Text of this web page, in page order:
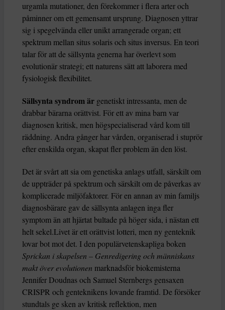
urgamla mutationer, den förekommer i flera arter och
påminner om ett gemensamt ursprung. Diagnosen yttrar
sig i spegelvända eller unikt arrangerade organ; ett
spektrum mellan situs solaris och situs inversus. En teori
talar för att de sällsynta generna har överlevt som
evolutionär strategi; ett naturens sätt att laborera med
fysiologisk flexibilitet.
Sällsynta syndrom är genetiskt intressanta, men de
drabbar bärarna orättvist. För ett av mina barn var
diagnosen kritisk, men högspecialiserad vård kom till
räddning. Andra gånger har vården, organiserad i stuprör
efter enskilda organ, skapat fler problem än den löst.
Det är svårt att sia om genetiska anlags utfall, särskilt om
de uppträder på spektrum och särskilt om de påverkas av
komplicerade miljöfaktorer. För en annan av min familjs
diagnosbärare gav de sällsynta anlagen inga fler
symptom än att hjärtat bultade på höger sida, i nästan ett
helt sekel.Livet är ett orättvist lotteri, men ny genteknik
lovar bot mot det. I den populärvetenskapliga boken
Sprickan i skapelsen – Genredigering och människans
makt över evolutionen marknadsför biokemisterna
Jennifer Doudnas och Samuel Sternbergs gensaxen
CRISPR och genteknikens lovande framtid. De försöker
stundtals ge sken av kritisk reflektion, men